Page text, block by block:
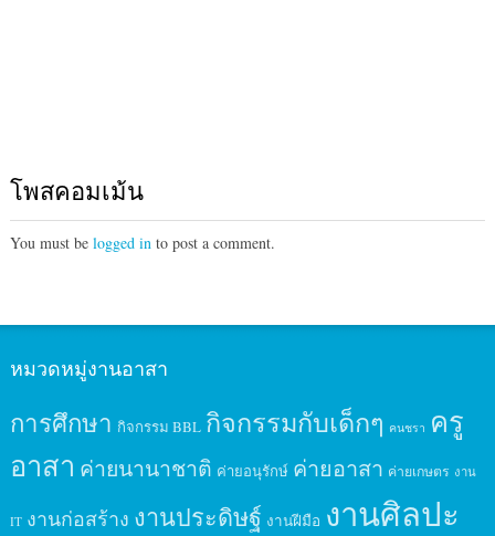
โพสคอมเม้น
You must be logged into post a comment.
หมวดหมู่งานอาสา
การศึกษา กิจกรรม BBL กิจกรรมกับเด็กๆ คนชรา ครู
อาสา ค่ายนานาชาติ ค่ายอนุรักษ์ ค่ายอาสา ค่ายเกษตร งาน
IT งานก่อสร้าง งานประดิษฐ์ งานฝีมือ งานศิลปะ